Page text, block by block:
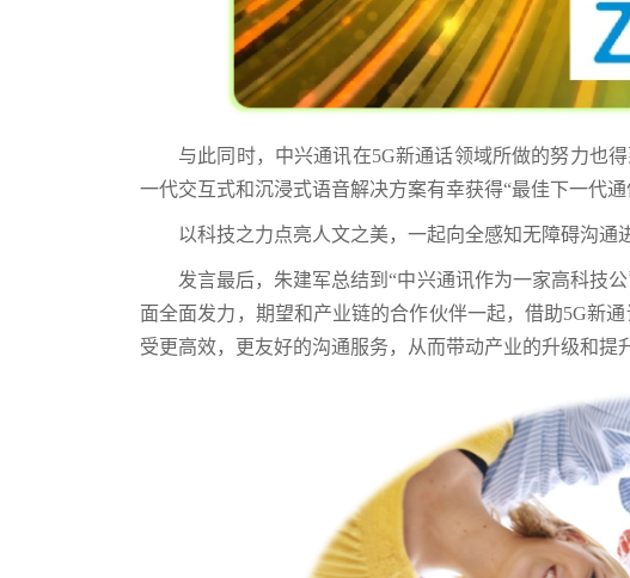
与此同时，中兴通讯在5G新通话领域所做的努力也
一代交互式和沉浸式语音解决方案有幸获得“最佳下一代通
以科技之力点亮人文之美，一起向全感知无障碍沟通
发言最后，朱建军总结到“中兴通讯作为一家高科技
面全面发力，期望和产业链的合作伙伴一起，借助5G新
受更高效，更友好的沟通服务，从而带动产业的升级和提